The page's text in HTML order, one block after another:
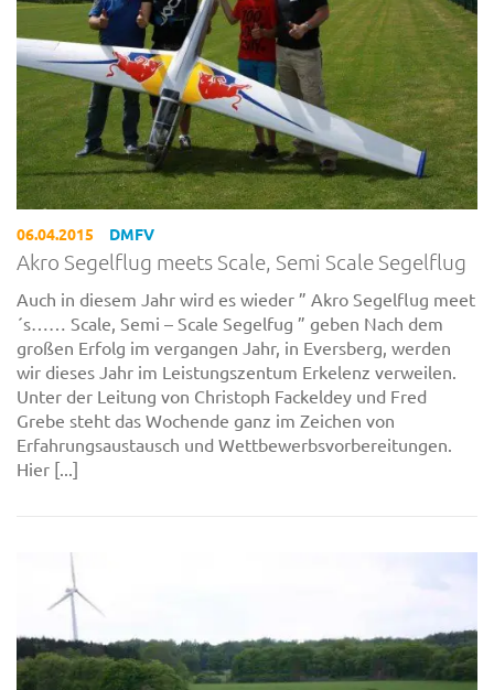
06.04.2015 DMFV
Akro Segelflug meets Scale, Semi Scale Segelflug
Auch in diesem Jahr wird es wieder ” Akro Segelflug meet
´s…… Scale, Semi – Scale Segelfug ” geben Nach dem
großen Erfolg im vergangen Jahr, in Eversberg, werden
wir dieses Jahr im Leistungszentum Erkelenz verweilen.
Unter der Leitung von Christoph Fackeldey und Fred
Grebe steht das Wochende ganz im Zeichen von
Erfahrungsaustausch und Wettbewerbsvorbereitungen.
Hier [...]